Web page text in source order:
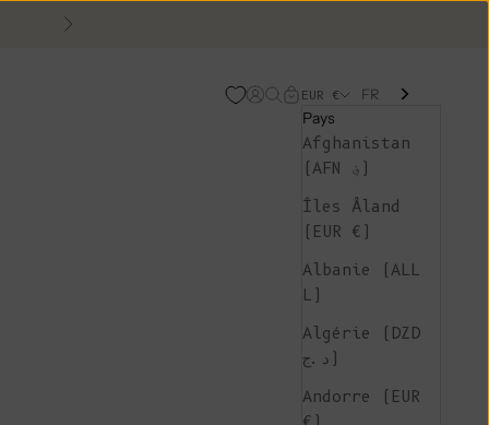
Suivant
Page d'ouverture de
Recherche ouverte
Chariot ouvert
EUR €
Pays
Afghanistan
(AFN ؋)
Îles Åland
(EUR €)
Albanie (ALL
L)
Algérie (DZD
د.ج)
Andorre (EUR
FR